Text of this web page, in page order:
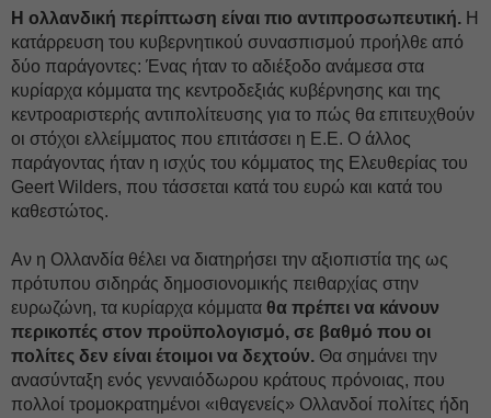
Η ολλανδική περίπτωση είναι πιο αντιπροσωπευτική. Η
κατάρρευση του κυβερνητικού συνασπισμού προήλθε από
δύο παράγοντες: Ένας ήταν το αδιέξοδο ανάμεσα στα
κυρίαρχα κόμματα της κεντροδεξιάς κυβέρνησης και της
κεντροαριστερής αντιπολίτευσης για το πώς θα επιτευχθούν
οι στόχοι ελλείμματος που επιτάσσει η Ε.Ε. Ο άλλος
παράγοντας ήταν η ισχύς του κόμματος της Ελευθερίας του
Geert Wilders, που τάσσεται κατά του ευρώ και κατά του
καθεστώτος.
Αν η Ολλανδία θέλει να διατηρήσει την αξιοπιστία της ως
πρότυπου σιδηράς δημοσιονομικής πειθαρχίας στην
ευρωζώνη, τα κυρίαρχα κόμματα θα πρέπει να κάνουν
περικοπές στον προϋπολογισμό, σε βαθμό που οι
πολίτες δεν είναι έτοιμοι να δεχτούν. Θα σημάνει την
ανασύνταξη ενός γενναιόδωρου κράτους πρόνοιας, που
πολλοί τρομοκρατημένοι «ιθαγενείς» Ολλανδοί πολίτες ήδη